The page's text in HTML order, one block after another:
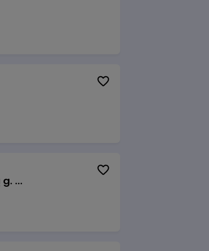
Kasininkas (-ė) - pardavėjas (-a), Bičiulių g. 36, Bukiškis, Vilnius